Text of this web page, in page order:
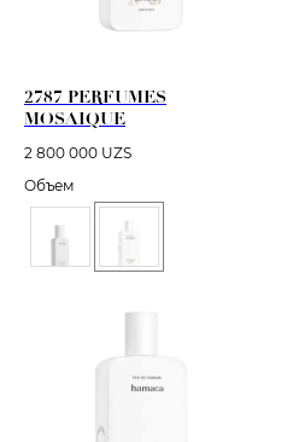
2787 PERFUMES
MOSAIQUE
2 800 000 UZS
Объем